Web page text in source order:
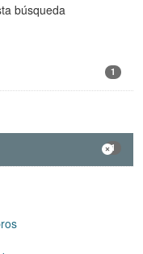
búsqueda
1
1